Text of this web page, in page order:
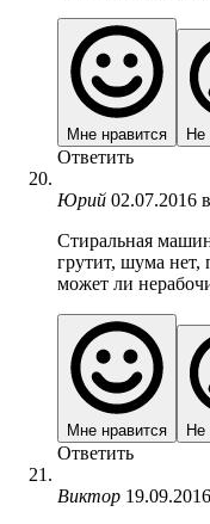
Мне нравится Не
Ответить
Юрий 02.07.2016
Стиральная
грутит, шума
может ли
Мне нравится Не
Ответить
Виктор